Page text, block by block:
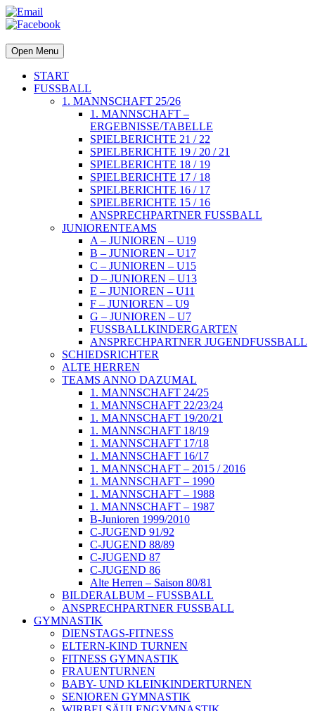
Open Menu
START
FUSSBALL
1. MANNSCHAFT 25/26
1. MANNSCHAFT –
ERGEBNISSE/TABELLE
SPIELBERICHTE 21 / 22
SPIELBERICHTE 19 / 20 / 21
SPIELBERICHTE 18 / 19
SPIELBERICHTE 17 / 18
SPIELBERICHTE 16 / 17
SPIELBERICHTE 15 / 16
ANSPRECHPARTNER FUSSBALL
JUNIORENTEAMS
A – JUNIOREN – U19
B – JUNIOREN – U17
C – JUNIOREN – U15
D – JUNIOREN – U13
E – JUNIOREN – U11
F – JUNIOREN – U9
G – JUNIOREN – U7
FUSSBALLKINDERGARTEN
ANSPRECHPARTNER JUGENDFUSSBALL
SCHIEDSRICHTER
ALTE HERREN
TEAMS ANNO DAZUMAL
1. MANNSCHAFT 24/25
1. MANNSCHAFT 22/23/24
1. MANNSCHAFT 19/20/21
1. MANNSCHAFT 18/19
1. MANNSCHAFT 17/18
1. MANNSCHAFT 16/17
1. MANNSCHAFT – 2015 / 2016
1. MANNSCHAFT – 1990
1. MANNSCHAFT – 1988
1. MANNSCHAFT – 1987
B-Junioren 1999/2010
C-JUGEND 91/92
C-JUGEND 88/89
C-JUGEND 87
C-JUGEND 86
Alte Herren – Saison 80/81
BILDERALBUM – FUSSBALL
ANSPRECHPARTNER FUSSBALL
GYMNASTIK
DIENSTAGS-FITNESS
ELTERN-KIND TURNEN
FITNESS GYMNASTIK
FRAUENTURNEN
BABY- UND KLEINKINDERTURNEN
SENIOREN GYMNASTIK